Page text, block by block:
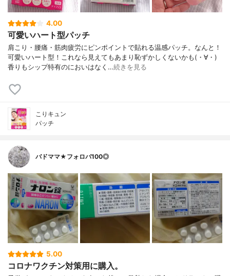
4.00
可愛いハート型パッチ
肩こり・腰痛・筋肉疲労にピンポイントで貼れる温感パッチ。なんと！
可愛いハート型！これなら見えてもあまり恥ずかしくないかも(・∀・)
香りもシップ特有のにおいはなく…続きを見る
こりキュン
パッチ
バドママ★フォロバ100◎
5.00
コロナワクチン対策用に購入。